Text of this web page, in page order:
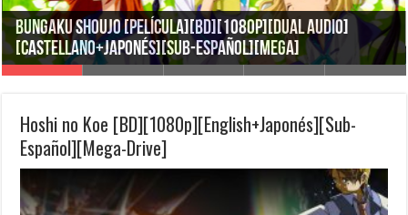
Dragon Quest: Your Story [BDrip][1080p]
[Latino+Japonés][Mega-Drive]
Hoshi no Koe [BD][1080p][English+Japonés][Sub-
Español][Mega-Drive]